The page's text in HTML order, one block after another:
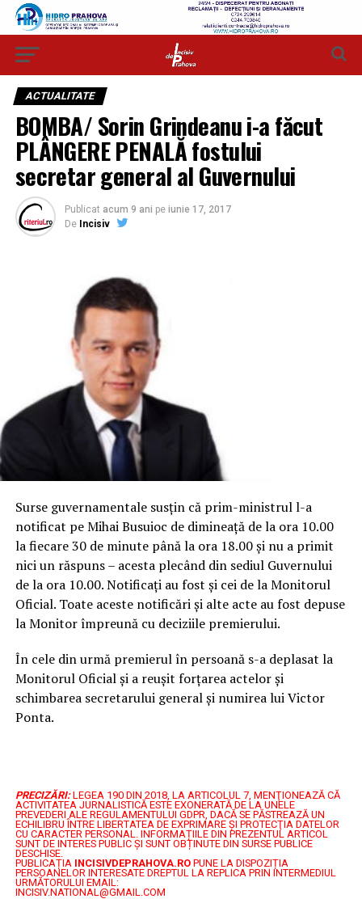
ACTUALITATE
BOMBA/ Sorin Grindeanu i-a făcut
PLÂNGERE PENALĂ fostului
secretar general al Guvernului
Publicat acum 9 ani pe iunie 17, 2017
De Incisiv
Surse guvernamentale susțin că prim-ministrul l-a
notificat pe Mihai Busuioc de dimineață de la ora 10.00
la fiecare 30 de minute până la ora 18.00 și nu a primit
nici un răspuns – acesta plecând din sediul Guvernului
de la ora 10.00. Notificați au fost și cei de la Monitorul
Oficial. Toate aceste notificări și alte acte au fost depuse
la Monitor împreună cu deciziile premierului.
În cele din urmă premierul în persoană s-a deplasat la
Monitorul Oficial și a reușit forțarea actelor și
schimbarea secretarului general și numirea lui Victor
Ponta.
PRECIZĂRI: LEGEA 190 DIN 2018, LA ARTICOLUL 7, MENŢIONEAZĂ CĂ
ACTIVITATEA JURNALISTICĂ ESTE EXONERATĂ DE LA UNELE
PREVEDERI ALE REGULAMENTULUI GDPR, DACĂ SE PĂSTREAZĂ UN
ECHILIBRU ÎNTRE LIBERTATEA DE EXPRIMARE ŞI PROTECŢIA DATELOR
CU CARACTER PERSONAL.
INFORMAȚIILE DIN PREZENTUL ARTICOL
SUNT DE INTERES PUBLIC ȘI SUNT OBȚINUTE DIN SURSE PUBLICE
DESCHISE.
PUBLICAȚIA INCISIVDEPRAHOVA.ROPUNE LA DISPOZIȚIA
PERSOANELOR INTERESATE DREPTUL LA REPLICA PRIN INTERMEDIUL
URMĂTORULUI EMAIL:
INCISIV.NATIONAL@GMAIL.COM